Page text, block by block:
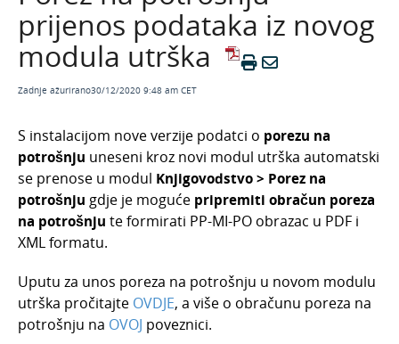
Svibanj 2026.
Veljača 2026.
Siječanj 2026.
Rujan 2025.
Kolovoz 2025.
Ožujak 2025
Siječanj 2025.
Opća Uredba o zaštiti osobnih podataka - GDPR
Minimax i euro: prilagodba programskih
funkcionalnosti prelasku na euro
prijenos podataka iz novog
modula utrška
Zadnje ažurirano30/12/2020 9:48 am CET
S instalacijom nove verzije podatci o porezu na
potrošnju uneseni kroz novi modul utrška automatski
se prenose u modul Knjigovodstvo > Porez na
potrošnju gdje je moguće pripremiti obračun poreza
na potrošnju te formirati PP-MI-PO obrazac u PDF i
XML formatu.
Uputu za unos poreza na potrošnju u novom modulu
utrška pročitajte OVDJE, a više o obračunu poreza na
potrošnju na OVOJ poveznici.